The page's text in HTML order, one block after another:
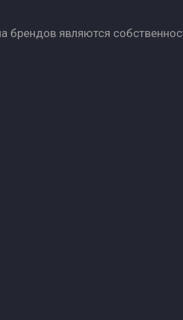
брендов являются